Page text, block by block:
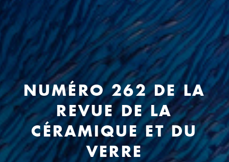
NUMÉRO 262 DE LA
REVUE DE LA
CÉRAMIQUE ET DU
VERRE